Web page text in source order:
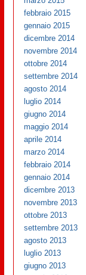
febbraio 2015
gennaio 2015
dicembre 2014
novembre 2014
ottobre 2014
settembre 2014
agosto 2014
luglio 2014
giugno 2014
maggio 2014
aprile 2014
marzo 2014
febbraio 2014
gennaio 2014
dicembre 2013
novembre 2013
ottobre 2013
settembre 2013
agosto 2013
luglio 2013
giugno 2013